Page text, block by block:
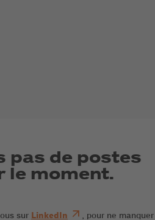
pas de postes
le moment.
sur LinkedIn
, pour ne manquer